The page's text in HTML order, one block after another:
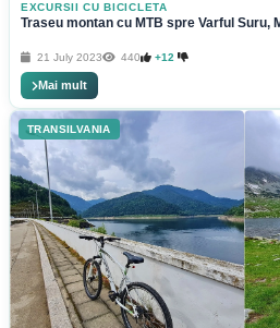
EXCURSII CU BICICLETA
Traseu montan cu MTB spre Varful Suru,
21 July 2023 440 +12
Mai mult
TRANSILVANIA